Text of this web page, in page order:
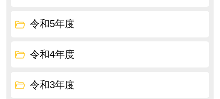
令和5年度
令和4年度
令和3年度